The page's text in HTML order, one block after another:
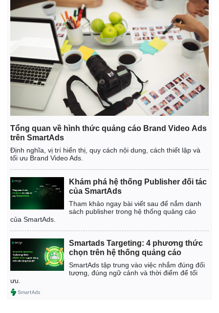
Vụ án
Tư vấn luật
Quân sự - Quốc phòng
Vũ khí
Phân tích
Tổng quan về hình thức quảng cáo Brand Video Ads
trên SmartAds
Định nghĩa, vị trí hiển thị, quy cách nội dung, cách thiết lập và
tối ưu Brand Video Ads.
Khám phá hệ thống Publisher đối tác
của SmartAds
Tham khảo ngay bài viết sau để nắm danh
sách publisher trong hệ thống quảng cáo
của SmartAds.
Smartads Targeting: 4 phương thức
chọn trên hệ thống quảng cáo
SmartAds tập trung vào việc nhắm đúng đối
tượng, đúng ngữ cảnh và thời điểm để tối
ưu.